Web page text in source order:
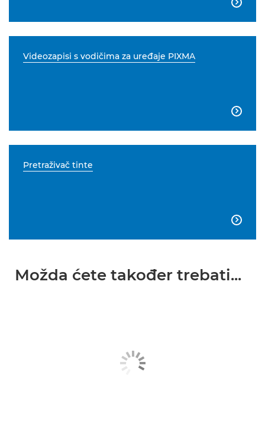

Videozapisi s vodičima za uređaje PIXMA

Pretraživač tinte

Možda ćete također trebati...